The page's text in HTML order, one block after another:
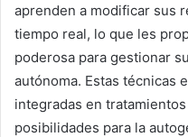
aprenden a modificar sus
tiempo real, lo que les
poderosa para gestionar
autónoma. Estas técnicas
integradas en
posibilidades para la